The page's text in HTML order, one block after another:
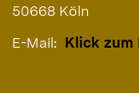
50668 Köln
E-Mail: Klick zum